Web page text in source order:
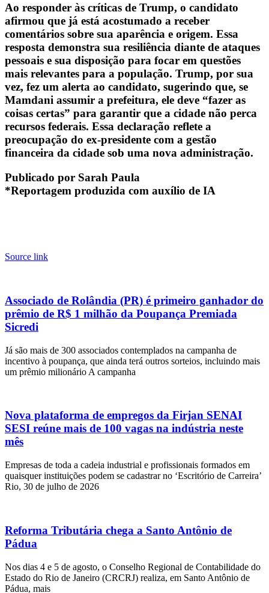
Ao responder às críticas de Trump, o candidato
afirmou que já está acostumado a receber
comentários sobre sua aparência e origem. Essa
resposta demonstra sua resiliência diante de ataques
pessoais e sua disposição para focar em questões
mais relevantes para a população. Trump, por sua
vez, fez um alerta ao candidato, sugerindo que, se
Mamdani assumir a prefeitura, ele deve “fazer as
coisas certas” para garantir que a cidade não perca
recursos federais. Essa declaração reflete a
preocupação do ex-presidente com a gestão
financeira da cidade sob uma nova administração.
Publicado por Sarah Paula
*Reportagem produzida com auxílio de IA
Source link
Associado de Rolândia (PR) é primeiro ganhador do
prêmio de R$ 1 milhão da Poupança Premiada
Sicredi
Já são mais de 300 associados contemplados na campanha de
incentivo à poupança, que ainda terá outros sorteios, incluindo mais
um prêmio milionário A campanha
Nova plataforma de empregos da Firjan SENAI
SESI reúne mais de 100 vagas na indústria neste
mês
Empresas de toda a cadeia industrial e profissionais formados em
quaisquer instituições podem se cadastrar no ‘Escritório de Carreira’
Rio, 30 de julho de 2026
Reforma Tributária chega a Santo Antônio de
Pádua
Nos dias 4 e 5 de agosto, o Conselho Regional de Contabilidade do
Estado do Rio de Janeiro (CRCRJ) realiza, em Santo Antônio de
Pádua, mais